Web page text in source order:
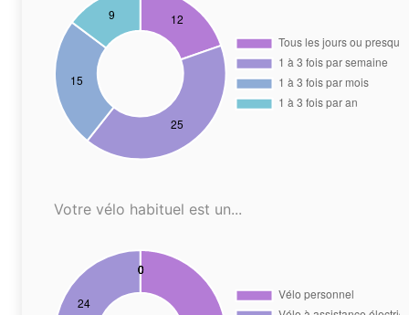
Votre vélo habituel est un...